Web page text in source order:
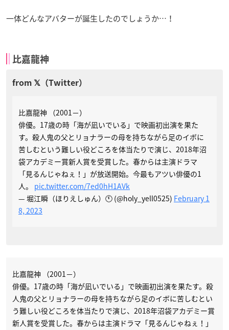
一体どんなアバターが誕生したのでしょうか…！
比嘉龍神
比嘉龍神 （2001−）
俳優。17歳の時「海が凪いでいる」で映画初出演を果た
す。殺人鬼の父とリョナラーの母を持ちながら足のイボに
苦しむという難しい役どころを体当たりで演じ、2018年沼
袋アカデミー賞新人賞を受賞した。春からは主演ドラマ
「見るんじゃねぇ！」が放送開始。今最もアツい俳優の1
人。 pic.twitter.com/7ed0hH1AVk
— 堀江瞬（ほりえしゅん）🕚 (@holy_yell0525) February 1
8, 2023
比嘉龍神 （2001−）
俳優。17歳の時「海が凪いでいる」で映画初出演を果たす。殺
人鬼の父とリョナラーの母を持ちながら足のイボに苦しむとい
う難しい役どころを体当たりで演じ、2018年沼袋アカデミー賞
新人賞を受賞した。春からは主演ドラマ「見るんじゃねぇ！」